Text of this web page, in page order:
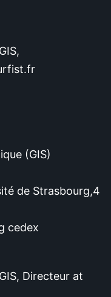
(GIS)
de Strasbourg,4
cedex
Directeur at